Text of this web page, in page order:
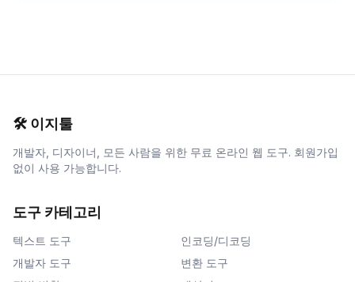
🛠️ 이지툴
개발자, 디자이너, 모든 사람을 위한 무료 온라인 웹 도구. 회원가입
없이 사용 가능합니다.
도구 카테고리
텍스트 도구
인코딩/디코딩
개발자 도구
변환 도구